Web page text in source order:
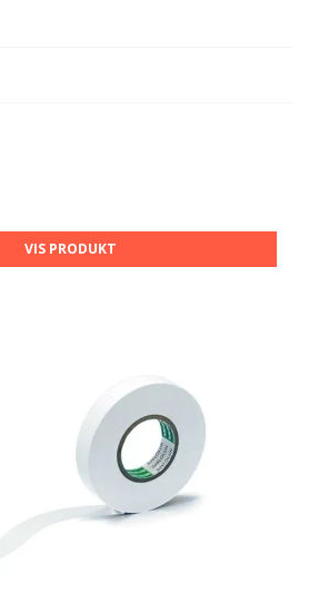
VIS PRODUKT